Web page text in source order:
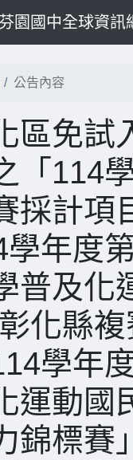
園國中全球資訊
公告內容
區免試
「114
採計項
年度
普及化
化縣
學年
運動國
錦標賽